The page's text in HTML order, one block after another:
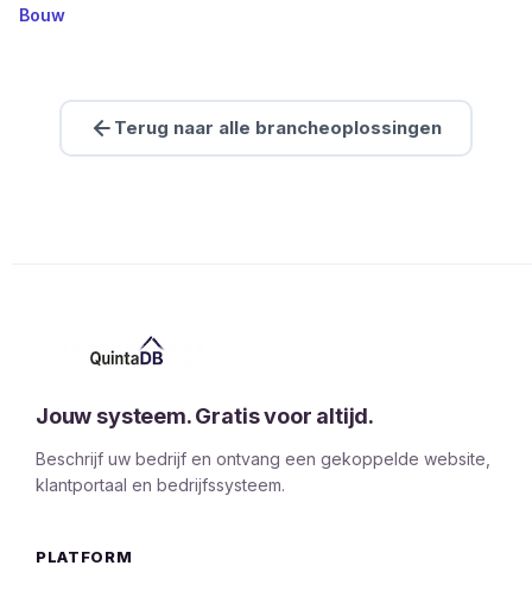
Bouw
Terug naar alle brancheoplossingen
Jouw systeem. Gratis voor altijd.
Beschrijf uw bedrijf en ontvang een gekoppelde website,
klantportaal en bedrijfssysteem.
PLATFORM